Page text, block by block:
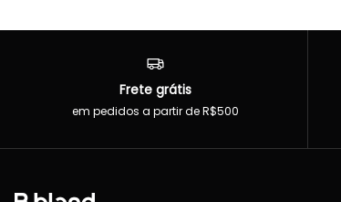
Frete grátis
em pedidos a partir de R$500